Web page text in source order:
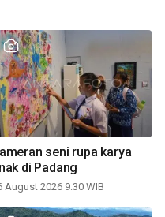
seni rupa karya
di Padang
August 2026 9:30 WIB